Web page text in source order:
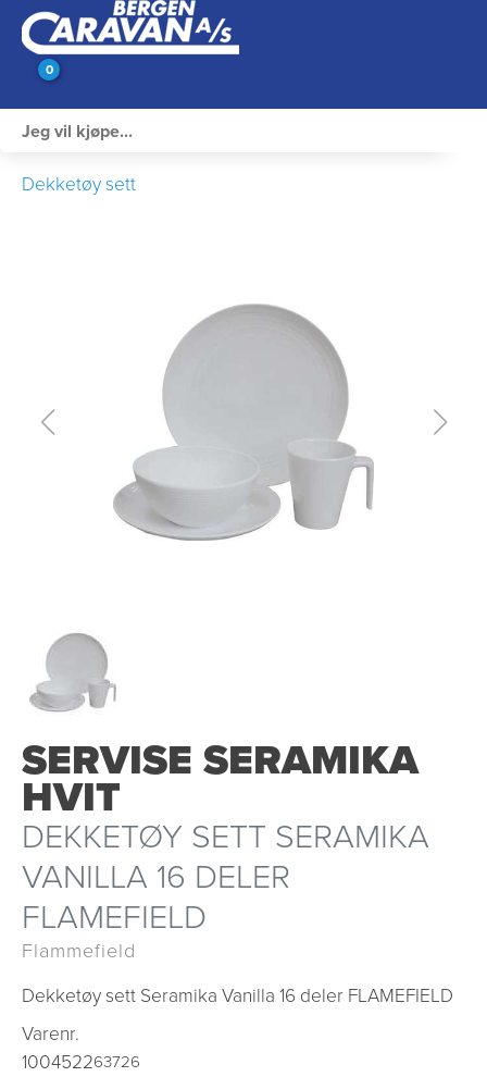
0
Rengjøring & Vedlikehold
Bil, vogn & henger
Dekketøy sett
SERVISE SERAMIKA
HVIT
DEKKETØY SETT SERAMIKA
VANILLA 16 DELER
FLAMEFIELD
Flammefield
Dekketøy sett Seramika Vanilla 16 deler FLAMEFIELD
Varenr.
100452263726